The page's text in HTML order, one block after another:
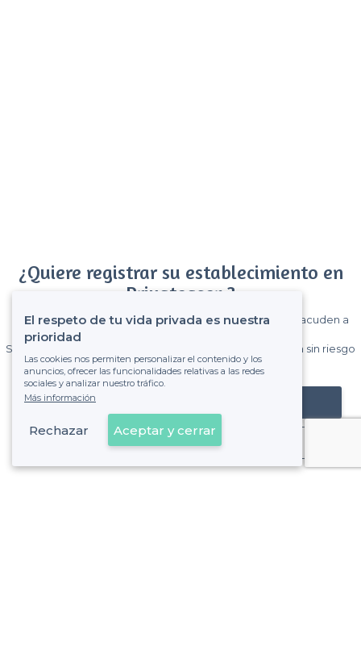
¿Quiere registrar su establecimiento en
Privateaser ?
Gane muchos clientes entre el millón de visitantes que acuden a
Sin comisiones y sin compromiso, pagas una cantidad fija sin riesgo
de ver la factura.
Registrar mi establecimiento
Ya es cliente
El respeto de tu vida privada es nuestra
prioridad
Las cookies nos permiten personalizar el contenido y los
anuncios, ofrecer las funcionalidades relativas a las redes
sociales y analizar nuestro tráfico.
Más información
Rechazar Aceptar y cerrar